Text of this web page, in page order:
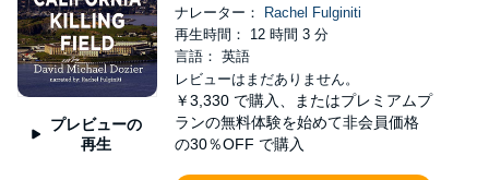
プレビューの
再生
ナレーター：
Rachel Fulginiti
再生時間： 12 時間 3 分
言語： 英語
レビューはまだありません。
￥3,330 で購入、またはプレミアムプ
ランの無料体験を始めて非会員価格
の30％OFF で購入